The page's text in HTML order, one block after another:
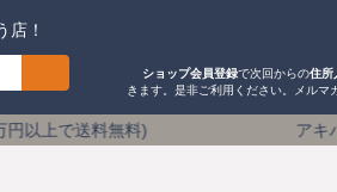
店！
ショップ会員登録で次回からの住所
きます。是非ご利用ください。メルマ
料) アキバのミリタリーショッ